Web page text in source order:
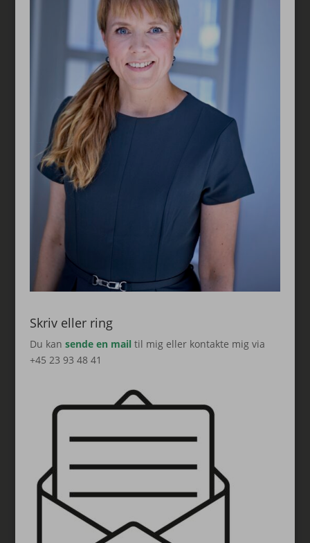
Skriv eller ring
Du kan sende en mail til mig eller kontakte mig via
+45 23 93 48 41